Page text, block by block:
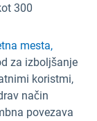
300
mesta,
za izboljšanje
koristmi,
način
povezava